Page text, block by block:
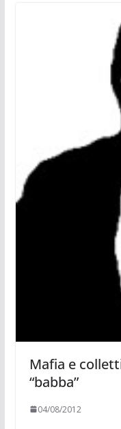
Mafia e
“babba”
04/08/2012